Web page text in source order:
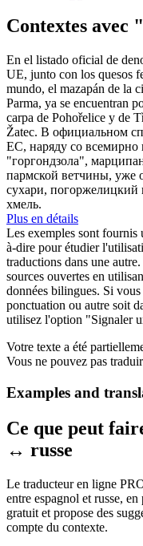
Contextes avec
En el listado oficial de
UE, junto con los quesos
mundo, el mazapán de la
Parma, ya se encuentran
carpa de Pohořelice y de
Žatec. В официальном
ЕС, наряду со
"горгондзола",
пармской ветчины, уже
сухари,
хмель.
Plus en détails
Les exemples sont fournis
à-dire pour étudier
traductions dans une
sources ouvertes en
données bilingues. Si
ponctuation ou autre soit
utilisez l'option "Signaler
Votre texte a été
Vous ne pouvez pas
Examples and
Ce que peut
↔ russe
Le traducteur en ligne
entre espagnol et russe,
gratuit et propose des
compte du contexte.